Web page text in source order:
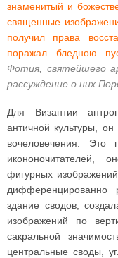
знаменитый и
священные
получил права
поражал бледною
Фотия, святейшего
рассуждение о них
Для Византии
античной культуры,
вочеловечения.
икононочитателей,
фигурных
дифференцированно
здание сводов,
изображений по
сакральной
центральные своды,